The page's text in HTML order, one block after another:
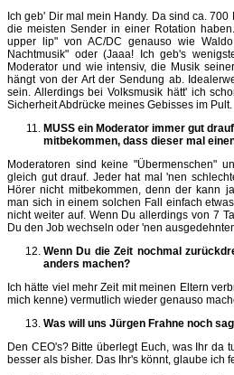
Ich geb' Dir mal mein Handy. Da sind ca.
die meisten Sender in einer Rotation
upper lip" von AC/DC genauso wie
Nachtmusik" oder (Jaaa! Ich geb's
Moderator und wie intensiv, die Musik
hängt von der Art der Sendung ab.
sein. Allerdings bei Volksmusik hätt' ich
Sicherheit Abdrücke meines Gebisses im Pult.
MUSS ein Moderator immer gut
mitbekommen, dass dieser mal
Moderatoren sind keine "Übermenschen"
gleich gut drauf. Jeder hat mal 'nen
Hörer nicht mitbekommen, denn der kann
man sich in einem solchen Fall einfach
nicht weiter auf. Wenn Du allerdings von 7
Du den Job wechseln oder 'nen
Wenn Du die Zeit nochmal
anders machen?
Ich hätte viel mehr Zeit mit meinen Eltern
mich kenne) vermutlich wieder genauso
Was will uns Jürgen Frahne noch
Den CEO's? Bitte überlegt Euch, was Ihr da
besser als bisher. Das Ihr's könnt, glaube ich